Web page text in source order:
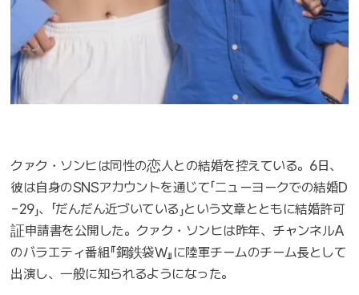
クァク・ソンヒは同性の恋人との結婚を控えている。6日、
彼は自身のSNSアカウントを通じて「ニューヨークでの結婚D
-29」、「だんだん近づいている」という文章とともに結婚許可
証申請書を公開した。クァク・ソンヒは昨年、チャンネルA
のバラエティ番組『鋼鉄袋W』に陸軍チームのチーム長として
出演し、一般に知られるようになった。